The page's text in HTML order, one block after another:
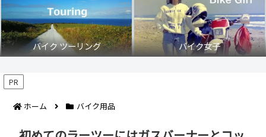
バイク ツーリング バイク女子
PR
ホーム バイク用品